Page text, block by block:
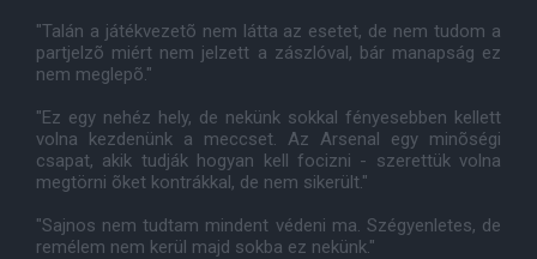
"Talán a játékvezetõ nem látta az esetet, de nem tudom a
partjelzõ miért nem jelzett a zászlóval, bár manapság ez
nem meglepõ."
"Ez egy nehéz hely, de nekünk sokkal fényesebben kellett
volna kezdenünk a meccset. Az Arsenal egy minõségi
csapat, akik tudják hogyan kell focizni - szerettük volna
megtörni õket kontrákkal, de nem sikerült."
"Sajnos nem tudtam mindent védeni ma. Szégyenletes, de
remélem nem kerül majd sokba ez nekünk."